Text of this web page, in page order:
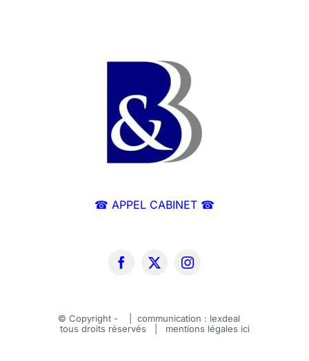
☎ APPEL CABINET ☎
© Copyright - | communication : lexdeal
tous droits réservés | mentions légales ici